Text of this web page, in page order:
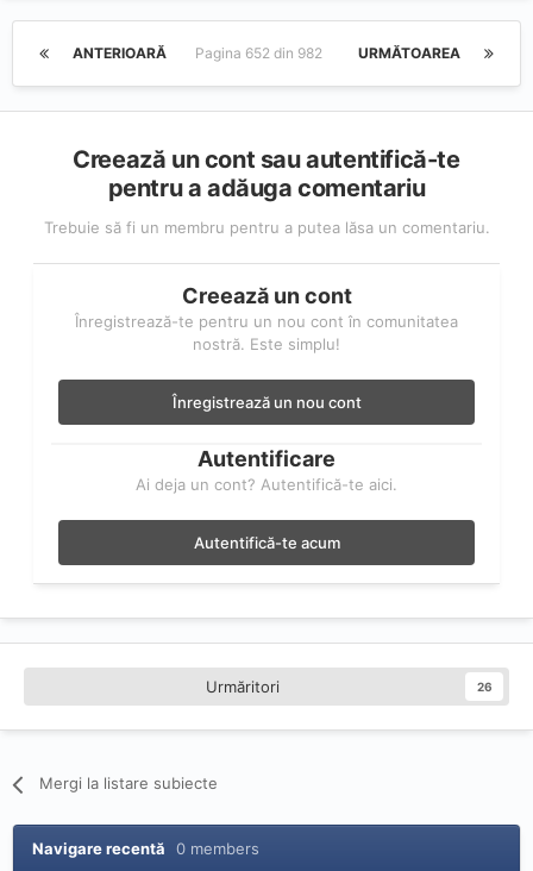
ANTERIOARĂ URMĂTOAREA
Pagina 652 din 982
Creează un cont sau autentifică-te
pentru a adăuga comentariu
Trebuie să fi un membru pentru a putea lăsa un comentariu.
Creează un cont
Înregistrează-te pentru un nou cont în comunitatea
nostră. Este simplu!
Înregistrează un nou cont
Autentificare
Ai deja un cont? Autentifică-te aici.
Autentifică-te acum
Urmăritori 26
Mergi la listare subiecte
Navigare recentă 0 members